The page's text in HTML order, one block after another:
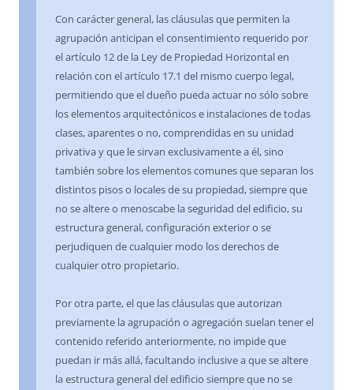
Con carácter general, las cláusulas que permiten la
agrupación anticipan el consentimiento requerido por
el artículo 12 de la Ley de Propiedad Horizontal en
relación con el artículo 17.1 del mismo cuerpo legal,
permitiendo que el dueño pueda actuar no sólo sobre
los elementos arquitectónicos e instalaciones de todas
clases, aparentes o no, comprendidas en su unidad
privativa y que le sirvan exclusivamente a él, sino
también sobre los elementos comunes que separan los
distintos pisos o locales de su propiedad, siempre que
no se altere o menoscabe la seguridad del edificio, su
estructura general, configuración exterior o se
perjudiquen de cualquier modo los derechos de
cualquier otro propietario.
Por otra parte, el que las cláusulas que autorizan
previamente la agrupación o agregación suelan tener el
contenido referido anteriormente, no impide que
puedan ir más allá, facultando inclusive a que se altere
la estructura general del edificio siempre que no se